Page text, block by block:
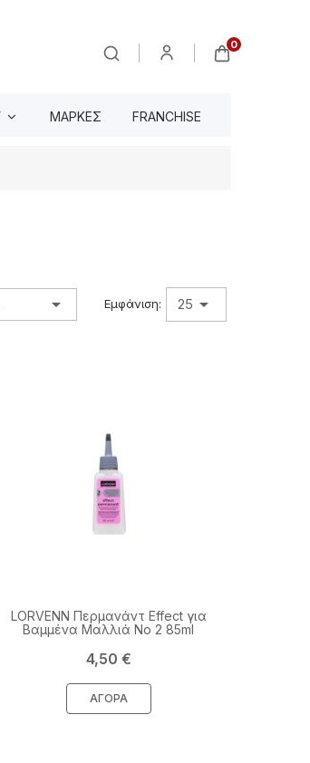
0
ΜΆΡΚΕΣ FRANCHISE
 Εμφάνιση: 25 
LORVENN Περμανάντ Effect για
Βαμμένα Μαλλιά No 2 85ml
Τιμή
4,50 €
ΑΓΟΡΆ